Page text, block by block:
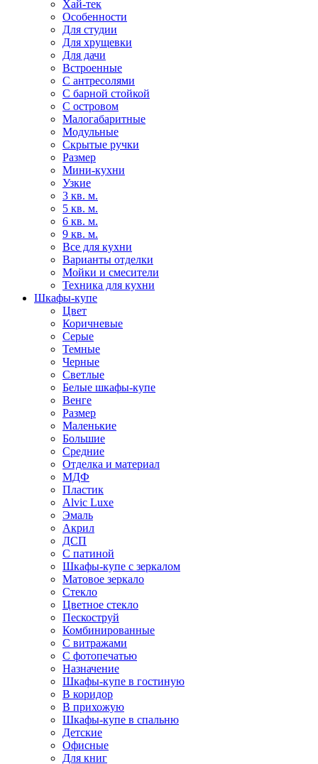
Хай-тек
Особенности
Для студии
Для хрущевки
Для дачи
Встроенные
С антресолями
С барной стойкой
С островом
Малогабаритные
Модульные
Скрытые ручки
Размер
Мини-кухни
Узкие
3 кв. м.
5 кв. м.
6 кв. м.
9 кв. м.
Все для кухни
Варианты отделки
Мойки и смесители
Техника для кухни
Шкафы-купе
Цвет
Коричневые
Серые
Темные
Черные
Светлые
Белые шкафы-купе
Венге
Размер
Маленькие
Большие
Средние
Отделка и материал
МДФ
Пластик
Alvic Luxe
Эмаль
Акрил
ДСП
С патиной
Шкафы-купе с зеркалом
Матовое зеркало
Стекло
Цветное стекло
Пескоструй
Комбинированные
С витражами
С фотопечатью
Назначение
Шкафы-купе в гостиную
В коридор
В прихожую
Шкафы-купе в спальню
Детские
Офисные
Для книг